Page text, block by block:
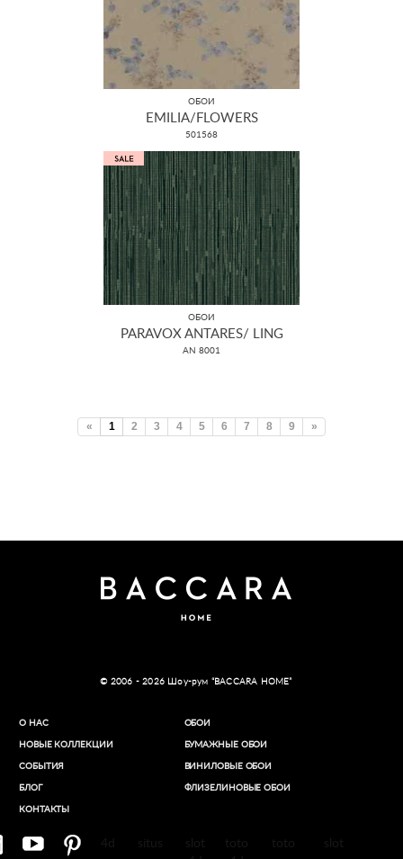
ОБОИ
EMILIA/FLOWERS
501568
ОБОИ
PARAVOX ANTARES/ LING
AN 8001
« 1 2 3 4 5 6 7 8 9 »
© 2006 - 2026 Шоу-рум “BACCARA HOME”
О НАС
НОВЫЕ КОЛЛЕКЦИИ
СОБЫТИЯ
БЛОГ
КОНТАКТЫ
ОБОИ
БУМАЖНЫЕ ОБОИ
ВИНИЛОВЫЕ ОБОИ​
ФЛИЗЕЛИНОВЫЕ ОБОИ